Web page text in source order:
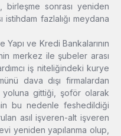
birleşme sonrası yeniden
istihdam fazlalığı meydana
ve Kredi Bankalarının
merkez ile şubeler arası
iş niteliğindeki kurye
dava dışı firmalardan
yoluna gittiği, şoför olarak
bu nedenle feshedildiği
asıl işveren-alt işveren
yeniden yapılanma olup,